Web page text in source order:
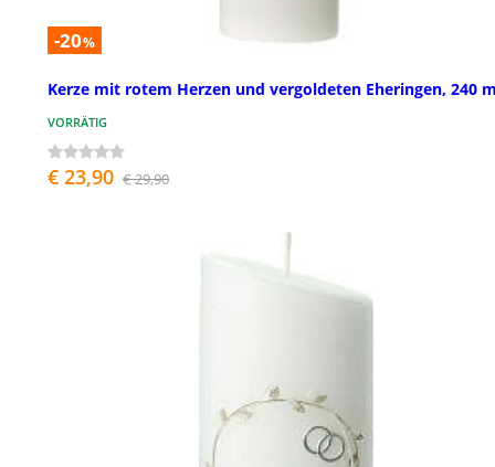
-20%
Kerze mit rotem Herzen und vergoldeten Eheringen, 240
VORRÄTIG
€ 23,90 € 29,90